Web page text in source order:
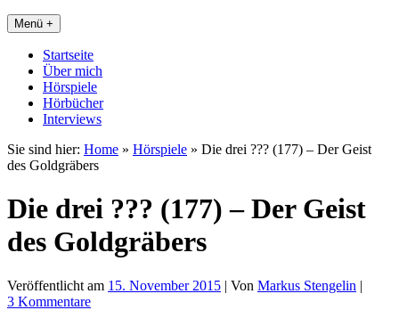
Menü +
Startseite
Über mich
Hörspiele
Hörbücher
Interviews
Sie sind hier: Home » Hörspiele » Die drei ??? (177) – Der Geist
des Goldgräbers
Die drei ??? (177) – Der Geist
des Goldgräbers
Veröffentlicht am 15. November 2015 | Von Markus Stengelin |
3 Kommentare